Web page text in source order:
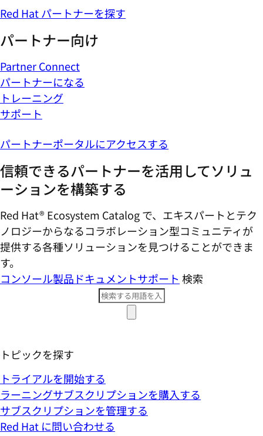
Red Hat パートナーを探す
パートナー向け
Partner Connect
パートナーになる
トレーニング
サポート
パートナーポータルにアクセスする
信頼できるパートナーを活用してソリュ
ーションを構築する
Red Hat® Ecosystem Catalog で、エキスパートとテク
ノロジーからなるコラボレーション型コミ​ュニティが
提供する各種ソリューションを見つけることができま
す。
コンソール製品ドキュメントサポート 検索
トピックを探す
トライアルを開始する
ラーニングサブスクリプションを購入する
サブスクリプションを管理する
Red Hat に問い合わせる